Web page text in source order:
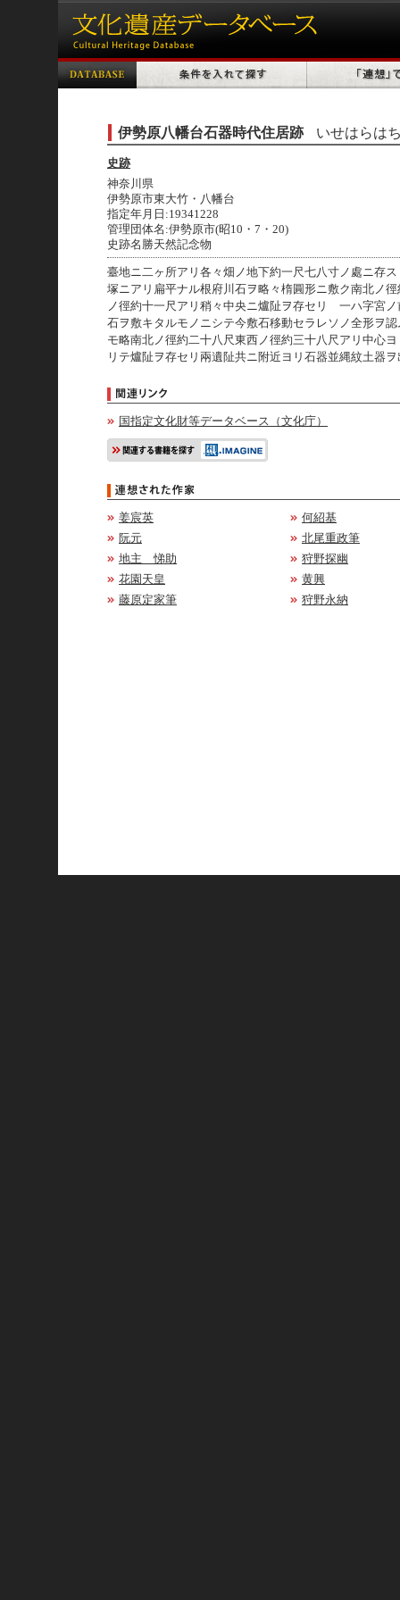
伊勢原八幡台石器時代住居跡 いせはらは
史跡
神奈川県
伊勢原市東大竹・八幡台
指定年月日:19341228
管理団体名:伊勢原市(昭10・7・20)
史跡名勝天然記念物
臺地ニ二ヶ所アリ各々畑ノ地下約一尺七八寸ノ處ニ存
塚ニアリ扁平ナル根府川石ヲ略々楕圓形ニ敷ク南北ノ
ノ徑約十一尺アリ稍々中央ニ爐阯ヲ存セリ 一ハ字宮ノ
石ヲ敷キタルモノニシテ今敷石移動セラレソノ全形ヲ
モ略南北ノ徑約二十八尺東西ノ徑約三十八尺アリ中心
リテ爐阯ヲ存セリ兩遺阯共ニ附近ヨリ石器並縄紋土器
国指定文化財等データベース（文化庁）
姜宸英
何紹基
阮元
北尾重政筆
地主 悌助
狩野探幽
花園天皇
黄興
藤原定家筆
狩野永納